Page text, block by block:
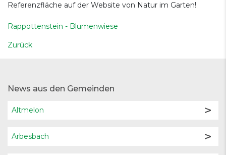
Referenzfläche auf der Website von Natur im Garten!
Rappottenstein - Blumenwiese
Zurück
News aus den Gemeinden
Altmelon
Arbesbach